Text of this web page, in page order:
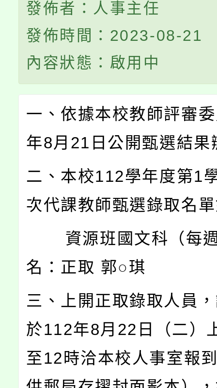
發佈者：人事主任
發佈時間：2023-08-21
內容狀態：啟用中
一、依據本校教師評審
年8月21日公開甄選結果
二、本校112學年度第1
次代課教師甄選錄取名
資源班國文科（每
名：正取 郭○琪
三、上開正取錄取人員
於112年8月22日（二）
至12時洽本校人事室報